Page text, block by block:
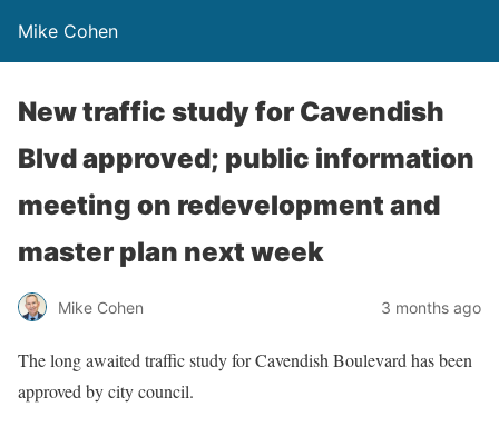
Mike Cohen
New traffic study for Cavendish
Blvd approved; public information
meeting on redevelopment and
master plan next week
Mike Cohen 3 months ago
The long awaited traffic study for Cavendish Boulevard has been
approved by city council.